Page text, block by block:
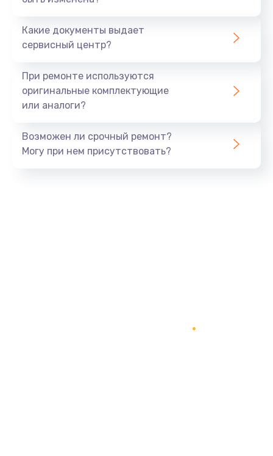
Замена экрана
1530 руб.
Заказать
1130 руб.
Замена кнопки включения
Какие документы выдает
сервисный центр?
При ремонте используются
оригинальные комплектующие
или аналоги?
Возможен ли срочный ремонт?
Могу при нем присутствовать?